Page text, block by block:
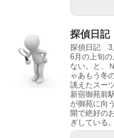
探偵日記
探偵日記 3
6月の上旬
ない。と、
ゃあもう冬
誂えたスー
新宿御苑前
が御苑に向
開で絶好の
ぎしている